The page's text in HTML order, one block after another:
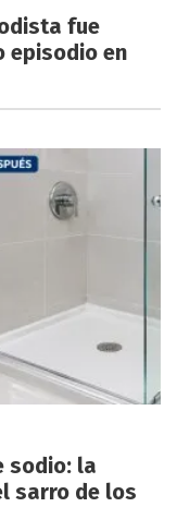
fue
episodio en
sodio: la
sarro de los